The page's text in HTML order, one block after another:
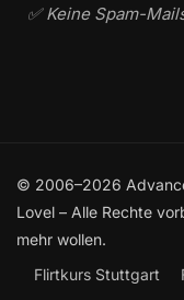
✅ Keine Spam-
© 2006–2026
Lovel – Alle Rechte
mehr wollen.
Flirtkurs Stuttgart